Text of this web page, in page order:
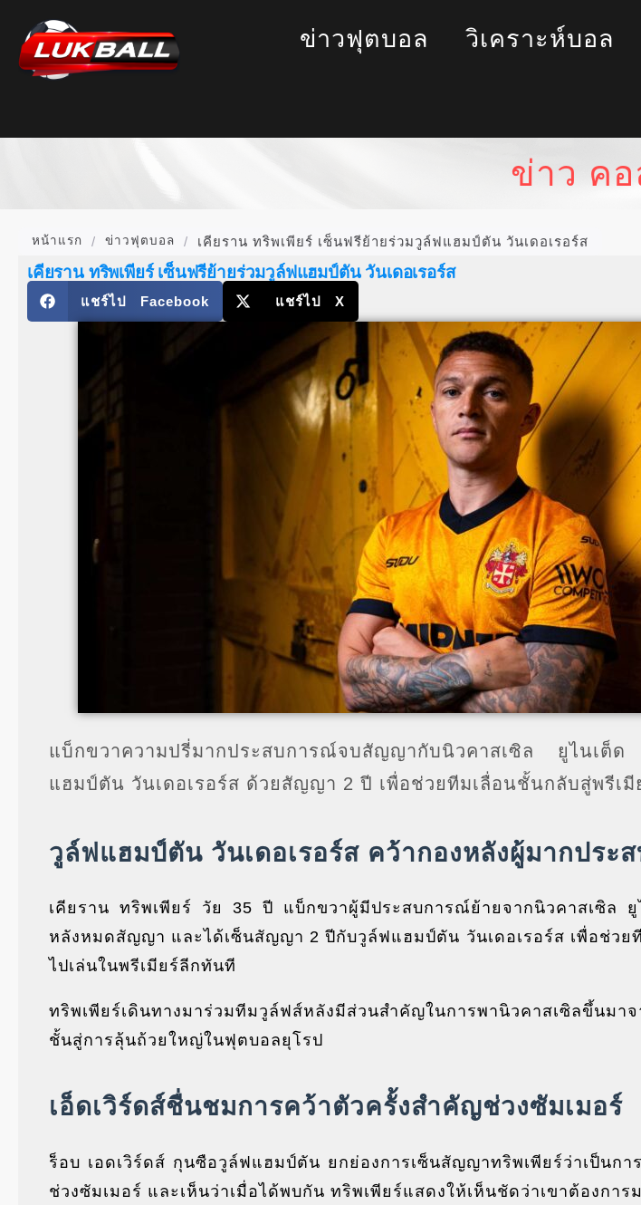
ข่าวฟุตบอล วิเคราะห์บอล
ข่าว ค
หน้าแรก / ข่าวฟุตบอล / เคียราน ทริพเพียร์ เซ็นฟรีย้ายร่วมวูล์ฟแฮมป์ตัน วันเดอเรอร์ส
เคียราน ทริพเพียร์ เซ็นฟรีย้ายร่วมวูล์ฟแฮมป์ตัน วันเดอเรอร์ส
แชร์ไป Facebook แชร์ไป X
แบ็กขวาความปรี่มากประสบการณ์จบสัญญากับนิวคาสเซิล ยูไนเต็ด
แฮมป์ตัน วันเดอเรอร์ส ด้วยสัญญา 2 ปี เพื่อช่วยทีมเลื่อนชั้นกลับสู่พรีเ
วูล์ฟแฮมป์ตัน วันเดอเรอร์ส คว้ากองหลังผู้มากประ
เคียราน ทริพเพียร์ วัย 35 ปี แบ็กขวาผู้มีประสบการณ์ย้ายจากนิวคาสเซิล ยู
หลังหมดสัญญา และได้เซ็นสัญญา 2 ปีกับวูล์ฟแฮมป์ตัน วันเดอเรอร์ส เพื่อช่วย
ไปเล่นในพรีเมียร์ลีกทันที
ทริพเพียร์เดินทางมาร่วมทีมวูล์ฟส์หลังมีส่วนสำคัญในการพานิวคาสเซิลขึ้นมา
ชั้นสู่การลุ้นถ้วยใหญ่ในฟุตบอลยุโรป
เอ็ดเวิร์ดส์ชื่นชมการคว้าตัวครั้งสำคัญช่วงซัมเมอร์
ร็อบ เอดเวิร์ดส์ กุนซือวูล์ฟแฮมป์ตัน ยกย่องการเซ็นสัญญาทริพเพียร์ว่าเป็นกา
ช่วงซัมเมอร์ และเห็นว่าเมื่อได้พบกัน ทริพเพียร์แสดงให้เห็นชัดว่าเขาต้องการ